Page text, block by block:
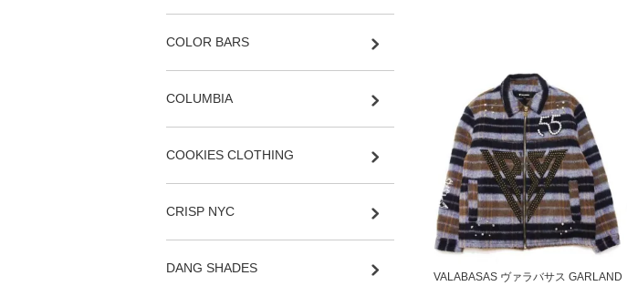
VALABASAS ヴァラバサス GARLAND
COLOR BARS
COLUMBIA
COOKIES CLOTHING
CRISP NYC
DANG SHADES